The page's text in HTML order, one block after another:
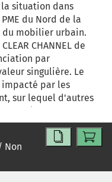
situation dans
du Nord de la
du mobilier urbain.
CHANNEL de
par
singulière. Le
par les
sur lequel d'autres
une place.
Non